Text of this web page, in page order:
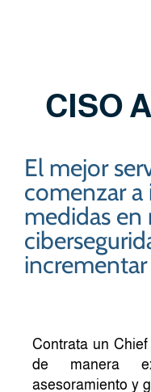
CISO
El mejor
comenzar
medidas en
incrementar
Contrata un
de manera
asesoramiento y